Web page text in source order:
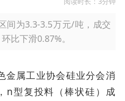
间为3.3-3.5万元/吨，成交
比下滑0.87%。
金属工业协会硅业分会消
n型复投料（棒状硅）成